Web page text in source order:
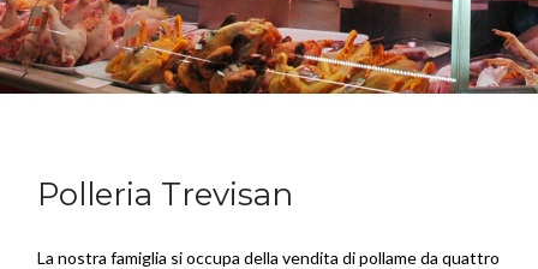
Polleria Trevisan
La nostra famiglia si occupa della vendita di pollame da quattro